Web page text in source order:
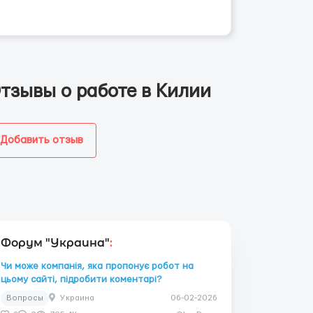
о работе в Килии
Добавить отзыв
Форум "Украина":
Чи може компанія, яка пропонує робот на
цьому сайті, підробити коментарі?
Вопросы Украина 06-02-2026